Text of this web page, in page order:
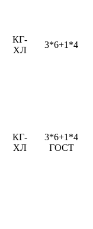
КГ-
ХЛ
3*6+1*4
КГ-
ХЛ
3*6+1*4
ГОСТ